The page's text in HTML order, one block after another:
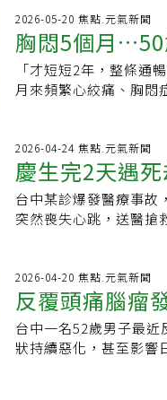
完成共識，讓醫療服務
能取得一致，最終未能
彼此最終的決定。醫
所造成的不便。院方已
引發如此嚴重的復發。
齡化」趨勢，近日門診
次上廁所都要一邊看
口竟有凸出來的紅色異
腸脫垂的風險，上廁所
感、搔癢、或腫痛等疑
與「痔瘡」都會出現血
若私自判定、誤將腸癌
奕3度毒駕，包括洪男2
等紅燈被攔查，車內查
應，濃度均超標。洪3
警攔檢，洪拒絕配合
愷他命陽性反應，濃度
就其3次毒駕行為，依
13日騎機車經潭子區中
夾內起獲海洛因，驗尿
西街闖紅燈，又被查扣
記用毒時間，但根據尿
上路。台中地院審酌，
覆為之，依3個公共危
※珍愛生命，向毒品說
2026-05-20 焦點.元氣新聞
胸悶5個月…50
招」救命
「才短短2年，整條通
月來頻繁心絞痛、胸悶
當時影像報告顯示右冠
樓，甚至久坐，胸口就
痛，甚至凌晨痛到驚醒
步，甚至蹲在地上保持
甚至以為是胃食道逆流
狹窄，血流幾乎無法順
中，有兩條已經坍方無
林男在右冠狀動脈、左
他形容「胸口大石頭瞬
2026-04-24 焦點.元氣新聞
慶生完2天遇
喊：我們沒有
台中某診爆發醫療事故
突然喪失心跳，送醫搶
才剛過完生日，當天前
下降，隨即失去生命跡
示，接到死者二名孩子
我啊，還有姨丈，還
以接受，「檢查前還在
2026-04-20 焦點.元氣新聞
反覆頭痛腦瘤
台中一名52歲男子最
狀持續惡化，甚至影響